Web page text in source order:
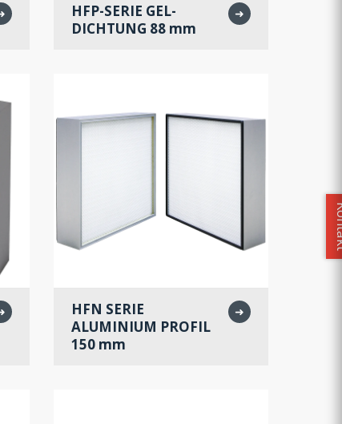
HFP-SERIE GEL-
DICHTUNG 88 mm
➜
HFN SERIE
ALUMINIUM PROFIL
150 mm
➜